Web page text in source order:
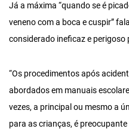
Já a máxima “quando se é
veneno com a boca e cuspir”
considerado ineficaz e perigoso
“Os procedimentos após
abordados em manuais
vezes, a principal ou mesmo a
para as crianças, é